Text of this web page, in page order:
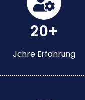
20+
Jahre Erfahrung